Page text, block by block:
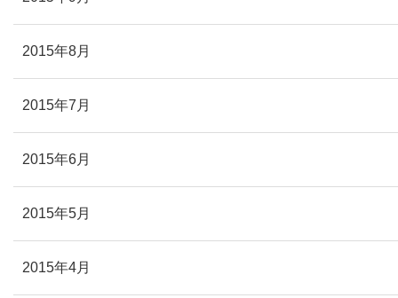
2015年8月
2015年7月
2015年6月
2015年5月
2015年4月